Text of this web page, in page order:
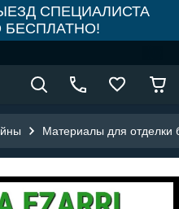
СПЕЦИАЛИСТА
Материалы для отделки